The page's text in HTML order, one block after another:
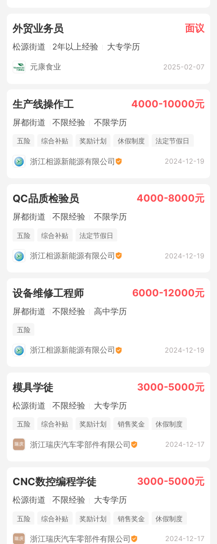
外贸业务员 面议
松源街道 2年以上经验 大专学历
元康食业 2025-02-07
生产线操作工 4000-10000元
屏都街道 不限经验 不限学历
五险 综合补贴 奖励计划 休假制度 法定节假日
浙江相源新能源有限公司 2024-12-19
QC品质检验员 4000-8000元
屏都街道 不限经验 不限学历
五险 综合补贴 法定节假日
浙江相源新能源有限公司 2024-12-19
设备维修工程师 6000-12000元
屏都街道 不限经验 高中学历
五险
浙江相源新能源有限公司 2024-12-19
模具学徒 3000-5000元
松源街道 不限经验 大专学历
五险 综合补贴 奖励计划 销售奖金 休假制度
浙江瑞庆汽车零部件有限公司 2024-12-17
CNC数控编程学徒 3000-5000元
松源街道 不限经验 大专学历
五险 综合补贴 奖励计划 销售奖金 休假制度
浙江瑞庆汽车零部件有限公司 2024-12-17